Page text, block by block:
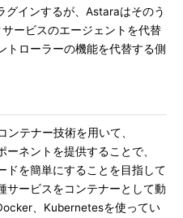
グインするが、Astaraはそのう
ービスのエージェントを代替
トローラーの機能を代替する側
テナー技術を用いて、
ネントを提供することで、
ドを簡単にすることを目指して
サービスをコンテナーとして動
、Kubernetesを使ってい